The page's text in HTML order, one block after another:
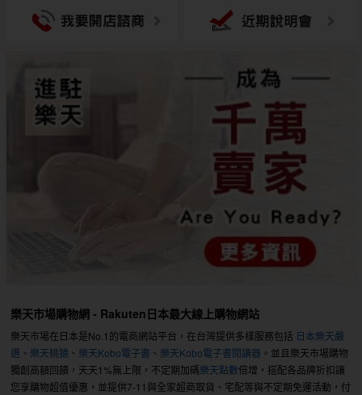
樂天市場購物網 - Rakuten日本最大線上購物網站
樂天市場在日本是No.1的電商網站平台，在台灣提供多樣服務包括 日本樂天嚴
選 、 樂天桃猿 、 樂天Kobo電子書 、 樂天Kobo電子書閱讀器 。並且樂天市場購物
獨創高額回饋，天天1%無上限，不定期加碼樂天點數倍增，搭配各品牌折扣讓
您享購物超值優惠，並提供7-11與全家超商取貨、宅配等與不定期免運活動，付